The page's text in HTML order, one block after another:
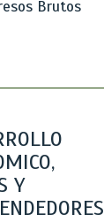
Brutos
Y